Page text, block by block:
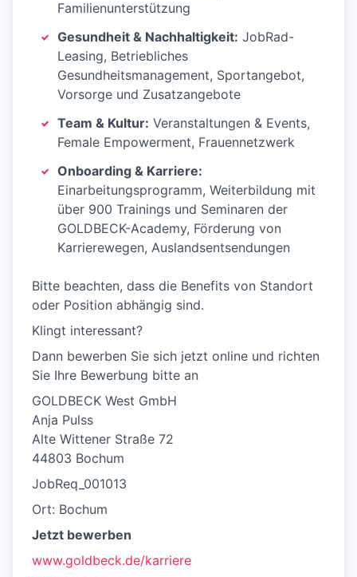
Familienunterstützung
Gesundheit & Nachhaltigkeit: JobRad-
Leasing, Betriebliches
Gesundheitsmanagement, Sportangebot,
Vorsorge und Zusatzangebote
Team & Kultur: Veranstaltungen & Events,
Female Empowerment, Frauennetzwerk
Onboarding & Karriere:
Einarbeitungsprogramm, Weiterbildung mit
über 900 Trainings und Seminaren der
GOLDBECK-Academy, Förderung von
Karrierewegen, Auslandsentsendungen
Bitte beachten, dass die Benefits von Standort
oder Position abhängig sind.
Klingt interessant?
Dann bewerben Sie sich jetzt online und richten
Sie Ihre Bewerbung bitte an
GOLDBECK West GmbH
Anja Pulss
Alte Wittener Straße 72
44803 Bochum
JobReq_001013
Ort: Bochum
Jetzt bewerben
www.goldbeck.de/karriere